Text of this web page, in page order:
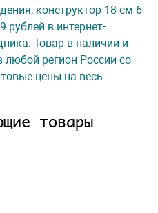
конструктор 18 см 6
рублей в интернет-
Товар в наличии и
любой регион России со
цены на весь
товары